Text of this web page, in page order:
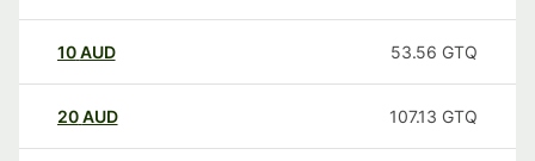
10AUD 53.56 GTQ
20AUD 107.13 GTQ